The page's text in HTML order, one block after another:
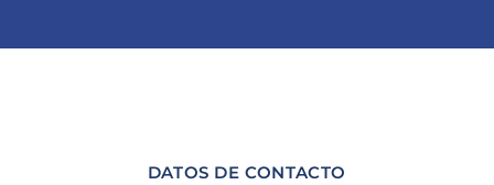
DATOS DE CONTACTO